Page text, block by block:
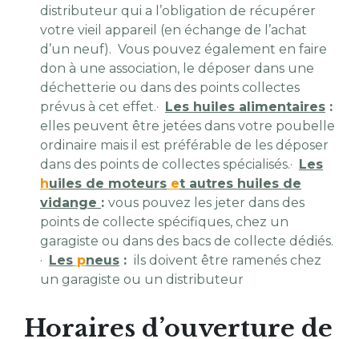
distributeur qui a l’obligation de récupérer
votre vieil appareil (en échange de l’achat
d’un neuf). Vous pouvez également en faire
don à une association, le déposer dans une
déchetterie ou dans des points collectes
prévus à cet effet.· Les huiles alimentaires :
elles peuvent être jetées dans votre poubelle
ordinaire mais il est préférable de les déposer
dans des points de collectes spécialisés.· Les
huiles de moteurs et autres huiles de
vidange : vous pouvez les jeter dans des
points de collecte spécifiques, chez un
garagiste ou dans des bacs de collecte dédiés.
· Les pneus : ils doivent être ramenés chez
un garagiste ou un distributeur
Horaires d’ouverture de